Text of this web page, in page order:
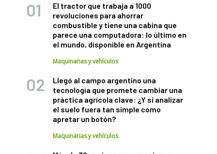
El tractor que trabaja a 1000
revoluciones para ahorrar
combustible y tiene una cabina que
parece una computadora: lo último en
el mundo, disponible en Argentina
Maquinarias y vehículos
Llegó al campo argentino una
tecnología que promete cambiar una
práctica agrícola clave: ¿Y si analizar
el suelo fuera tan simple como
apretar un botón?
Maquinarias y vehículos